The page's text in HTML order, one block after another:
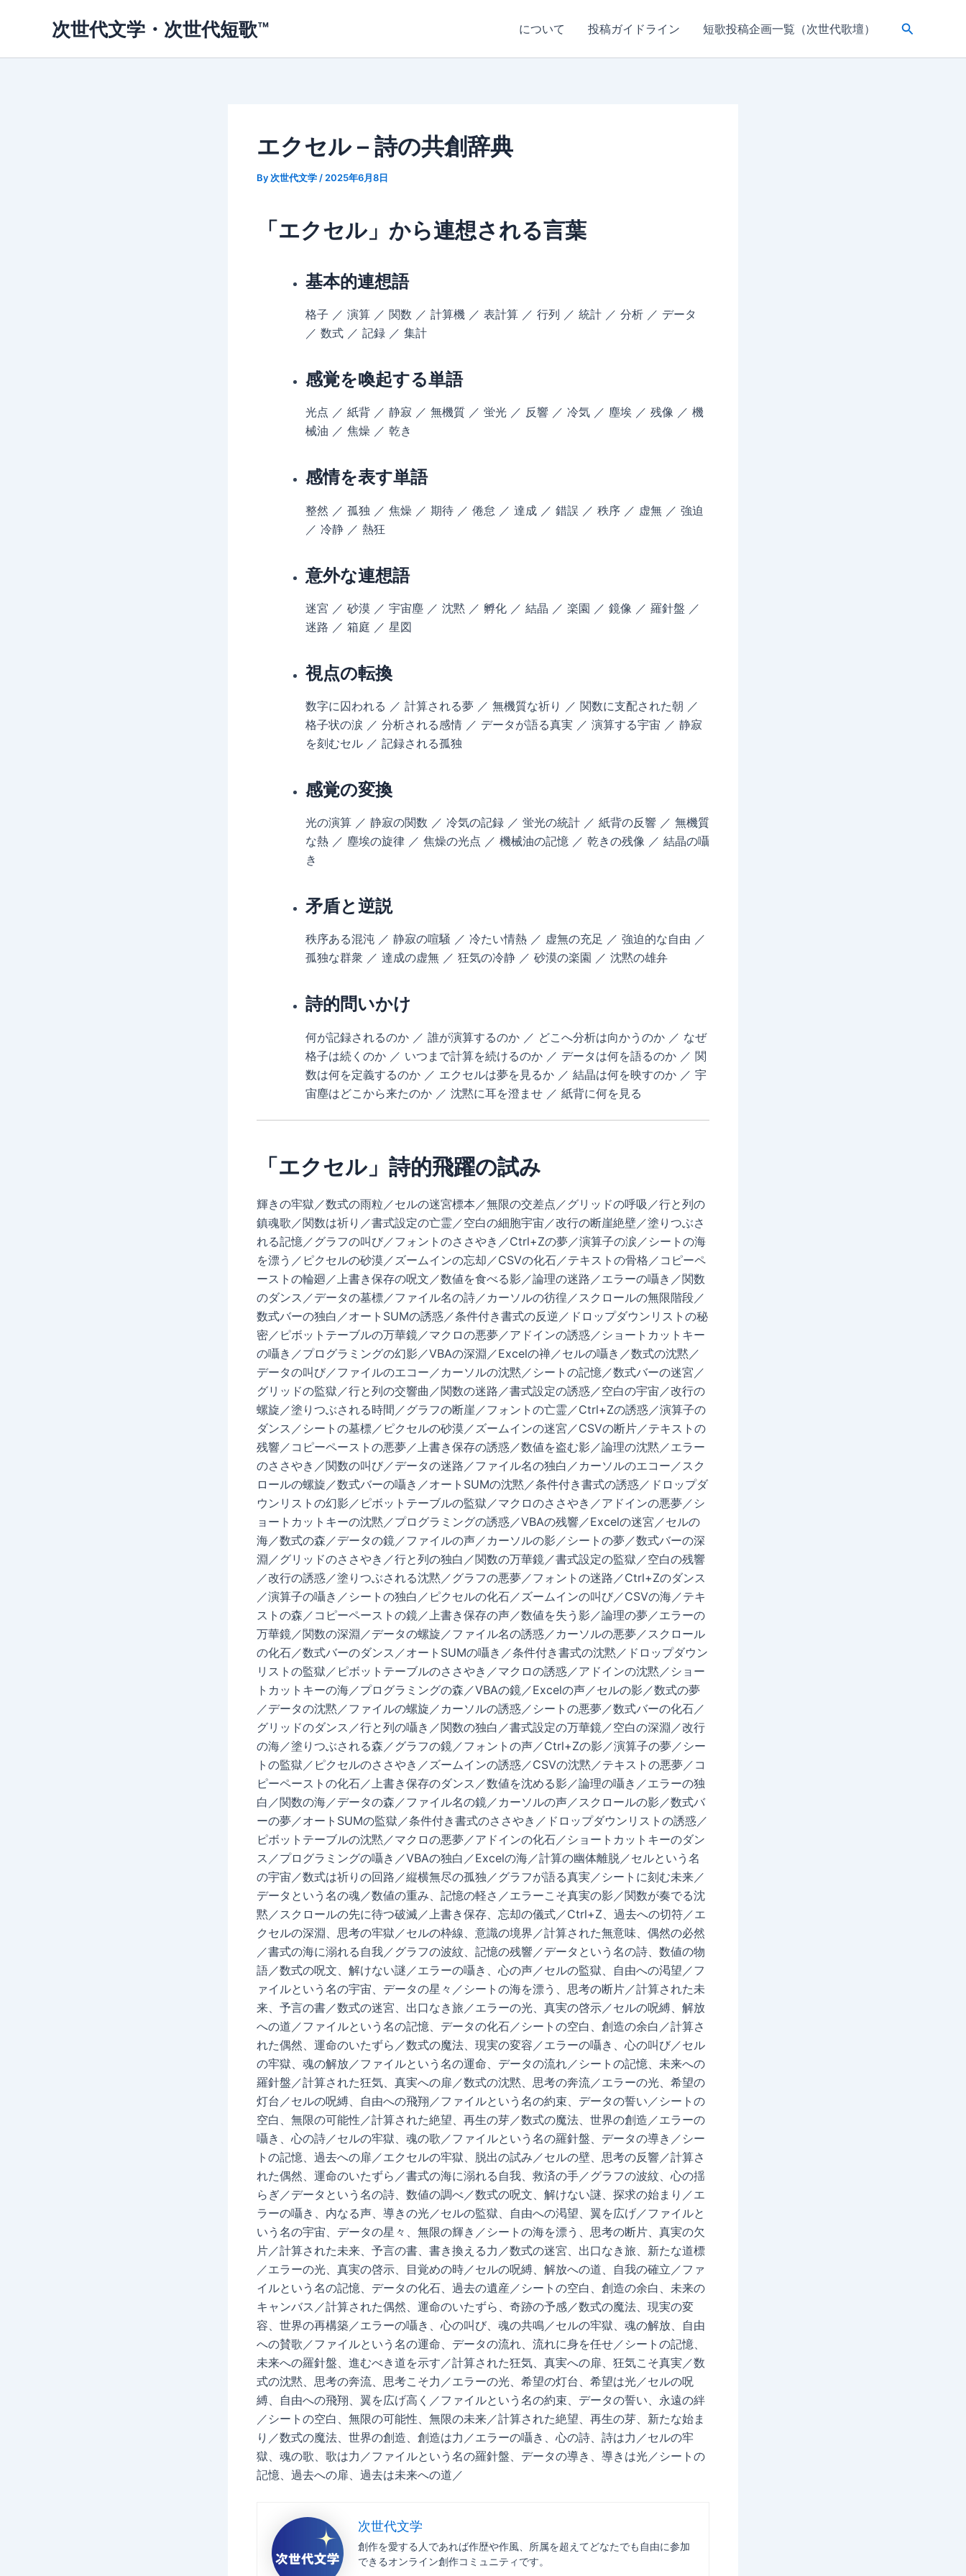
次世代文学・次世代短歌™ について 投稿ガイドライン 短歌投稿企画一覧（次世代歌壇）
検
エクセル – 詩の共創辞典
By次世代文学 / 2025年6月8日
「エクセル」から連想される言葉
基本的連想語
格子 ／ 演算 ／ 関数 ／ 計算機 ／ 表計算 ／ 行列 ／ 統計 ／ 分析 ／ データ
／ 数式 ／ 記録 ／ 集計
感覚を喚起する単語
光点 ／ 紙背 ／ 静寂 ／ 無機質 ／ 蛍光 ／ 反響 ／ 冷気 ／ 塵埃 ／ 残像 ／ 機
械油 ／ 焦燥 ／ 乾き
感情を表す単語
整然 ／ 孤独 ／ 焦燥 ／ 期待 ／ 倦怠 ／ 達成 ／ 錯誤 ／ 秩序 ／ 虚無 ／ 強迫
／ 冷静 ／ 熱狂
意外な連想語
迷宮 ／ 砂漠 ／ 宇宙塵 ／ 沈黙 ／ 孵化 ／ 結晶 ／ 楽園 ／ 鏡像 ／ 羅針盤 ／
迷路 ／ 箱庭 ／ 星図
視点の転換
数字に囚われる ／ 計算される夢 ／ 無機質な祈り ／ 関数に支配された朝 ／
格子状の涙 ／ 分析される感情 ／ データが語る真実 ／ 演算する宇宙 ／ 静寂
を刻むセル ／ 記録される孤独
感覚の変換
光の演算 ／ 静寂の関数 ／ 冷気の記録 ／ 蛍光の統計 ／ 紙背の反響 ／ 無機質
な熱 ／ 塵埃の旋律 ／ 焦燥の光点 ／ 機械油の記憶 ／ 乾きの残像 ／ 結晶の囁
き
矛盾と逆説
秩序ある混沌 ／ 静寂の喧騒 ／ 冷たい情熱 ／ 虚無の充足 ／ 強迫的な自由 ／
孤独な群衆 ／ 達成の虚無 ／ 狂気の冷静 ／ 砂漠の楽園 ／ 沈黙の雄弁
詩的問いかけ
何が記録されるのか ／ 誰が演算するのか ／ どこへ分析は向かうのか ／ なぜ
格子は続くのか ／ いつまで計算を続けるのか ／ データは何を語るのか ／ 関
数は何を定義するのか ／ エクセルは夢を見るか ／ 結晶は何を映すのか ／ 宇
宙塵はどこから来たのか ／ 沈黙に耳を澄ませ ／ 紙背に何を見る
「エクセル」詩的飛躍の試み
輝きの牢獄／数式の雨粒／セルの迷宮標本／無限の交差点／グリッドの呼吸／行と列の
鎮魂歌／関数は祈り／書式設定の亡霊／空白の細胞宇宙／改行の断崖絶壁／塗りつぶさ
れる記憶／グラフの叫び／フォントのささやき／Ctrl+Zの夢／演算子の涙／シートの海
を漂う／ピクセルの砂漠／ズームインの忘却／CSVの化石／テキストの骨格／コピーペ
ーストの輪廻／上書き保存の呪文／数値を食べる影／論理の迷路／エラーの囁き／関数
のダンス／データの墓標／ファイル名の詩／カーソルの彷徨／スクロールの無限階段／
数式バーの独白／オートSUMの誘惑／条件付き書式の反逆／ドロップダウンリストの秘
密／ピボットテーブルの万華鏡／マクロの悪夢／アドインの誘惑／ショートカットキー
の囁き／プログラミングの幻影／VBAの深淵／Excelの禅／セルの囁き／数式の沈黙／
データの叫び／ファイルのエコー／カーソルの沈黙／シートの記憶／数式バーの迷宮／
グリッドの監獄／行と列の交響曲／関数の迷路／書式設定の誘惑／空白の宇宙／改行の
螺旋／塗りつぶされる時間／グラフの断崖／フォントの亡霊／Ctrl+Zの誘惑／演算子の
ダンス／シートの墓標／ピクセルの砂漠／ズームインの迷宮／CSVの断片／テキストの
残響／コピーペーストの悪夢／上書き保存の誘惑／数値を盗む影／論理の沈黙／エラー
のささやき／関数の叫び／データの迷路／ファイル名の独白／カーソルのエコー／スク
ロールの螺旋／数式バーの囁き／オートSUMの沈黙／条件付き書式の誘惑／ドロップダ
ウンリストの幻影／ピボットテーブルの監獄／マクロのささやき／アドインの悪夢／シ
ョートカットキーの沈黙／プログラミングの誘惑／VBAの残響／Excelの迷宮／セルの
海／数式の森／データの鏡／ファイルの声／カーソルの影／シートの夢／数式バーの深
淵／グリッドのささやき／行と列の独白／関数の万華鏡／書式設定の監獄／空白の残響
／改行の誘惑／塗りつぶされる沈黙／グラフの悪夢／フォントの迷路／Ctrl+Zのダンス
／演算子の囁き／シートの独白／ピクセルの化石／ズームインの叫び／CSVの海／テキ
ストの森／コピーペーストの鏡／上書き保存の声／数値を失う影／論理の夢／エラーの
万華鏡／関数の深淵／データの螺旋／ファイル名の誘惑／カーソルの悪夢／スクロール
の化石／数式バーのダンス／オートSUMの囁き／条件付き書式の沈黙／ドロップダウン
リストの監獄／ピボットテーブルのささやき／マクロの誘惑／アドインの沈黙／ショー
トカットキーの海／プログラミングの森／VBAの鏡／Excelの声／セルの影／数式の夢
／データの沈黙／ファイルの螺旋／カーソルの誘惑／シートの悪夢／数式バーの化石／
グリッドのダンス／行と列の囁き／関数の独白／書式設定の万華鏡／空白の深淵／改行
の海／塗りつぶされる森／グラフの鏡／フォントの声／Ctrl+Zの影／演算子の夢／シー
トの監獄／ピクセルのささやき／ズームインの誘惑／CSVの沈黙／テキストの悪夢／コ
ピーペーストの化石／上書き保存のダンス／数値を沈める影／論理の囁き／エラーの独
白／関数の海／データの森／ファイル名の鏡／カーソルの声／スクロールの影／数式バ
ーの夢／オートSUMの監獄／条件付き書式のささやき／ドロップダウンリストの誘惑／
ピボットテーブルの沈黙／マクロの悪夢／アドインの化石／ショートカットキーのダン
ス／プログラミングの囁き／VBAの独白／Excelの海／計算の幽体離脱／セルという名
の宇宙／数式は祈りの回路／縦横無尽の孤独／グラフが語る真実／シートに刻む未来／
データという名の魂／数値の重み、記憶の軽さ／エラーこそ真実の影／関数が奏でる沈
黙／スクロールの先に待つ破滅／上書き保存、忘却の儀式／Ctrl+Z、過去への切符／エ
クセルの深淵、思考の牢獄／セルの枠線、意識の境界／計算された無意味、偶然の必然
／書式の海に溺れる自我／グラフの波紋、記憶の残響／データという名の詩、数値の物
語／数式の呪文、解けない謎／エラーの囁き、心の声／セルの監獄、自由への渇望／フ
ァイルという名の宇宙、データの星々／シートの海を漂う、思考の断片／計算された未
来、予言の書／数式の迷宮、出口なき旅／エラーの光、真実の啓示／セルの呪縛、解放
への道／ファイルという名の記憶、データの化石／シートの空白、創造の余白／計算さ
れた偶然、運命のいたずら／数式の魔法、現実の変容／エラーの囁き、心の叫び／セル
の牢獄、魂の解放／ファイルという名の運命、データの流れ／シートの記憶、未来への
羅針盤／計算された狂気、真実への扉／数式の沈黙、思考の奔流／エラーの光、希望の
灯台／セルの呪縛、自由への飛翔／ファイルという名の約束、データの誓い／シートの
空白、無限の可能性／計算された絶望、再生の芽／数式の魔法、世界の創造／エラーの
囁き、心の詩／セルの牢獄、魂の歌／ファイルという名の羅針盤、データの導き／シー
トの記憶、過去への扉／エクセルの牢獄、脱出の試み／セルの壁、思考の反響／計算さ
れた偶然、運命のいたずら／書式の海に溺れる自我、救済の手／グラフの波紋、心の揺
らぎ／データという名の詩、数値の調べ／数式の呪文、解けない謎、探求の始まり／エ
ラーの囁き、内なる声、導きの光／セルの監獄、自由への渇望、翼を広げ／ファイルと
いう名の宇宙、データの星々、無限の輝き／シートの海を漂う、思考の断片、真実の欠
片／計算された未来、予言の書、書き換える力／数式の迷宮、出口なき旅、新たな道標
／エラーの光、真実の啓示、目覚めの時／セルの呪縛、解放への道、自我の確立／ファ
イルという名の記憶、データの化石、過去の遺産／シートの空白、創造の余白、未来の
キャンバス／計算された偶然、運命のいたずら、奇跡の予感／数式の魔法、現実の変
容、世界の再構築／エラーの囁き、心の叫び、魂の共鳴／セルの牢獄、魂の解放、自由
への賛歌／ファイルという名の運命、データの流れ、流れに身を任せ／シートの記憶、
未来への羅針盤、進むべき道を示す／計算された狂気、真実への扉、狂気こそ真実／数
式の沈黙、思考の奔流、思考こそ力／エラーの光、希望の灯台、希望は光／セルの呪
縛、自由への飛翔、翼を広げ高く／ファイルという名の約束、データの誓い、永遠の絆
／シートの空白、無限の可能性、無限の未来／計算された絶望、再生の芽、新たな始ま
り／数式の魔法、世界の創造、創造は力／エラーの囁き、心の詩、詩は力／セルの牢
獄、魂の歌、歌は力／ファイルという名の羅針盤、データの導き、導きは光／シートの
記憶、過去への扉、過去は未来への道／
次世代文学
創作を愛する人であれば作歴や作風、所属を超えてどなたでも自由に参加
できるオンライン創作コミュニティです。